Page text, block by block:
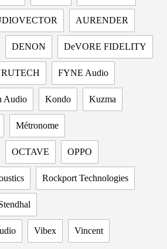
AURENDER
DENON DeVORE FIDELITY
FYNE Audio
Audio Kondo Kuzma
Métronome
OCTAVE OPPO
Rockport Technologies
Vibex Vincent